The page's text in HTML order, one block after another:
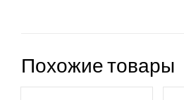
Похожие товары